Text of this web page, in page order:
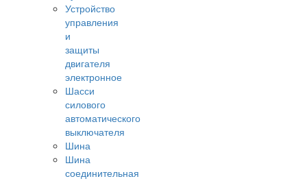
Устройство
управления
и
защиты
двигателя
электронное
Шасси
силового
автоматического
выключателя
Шина
Шина
соединительная